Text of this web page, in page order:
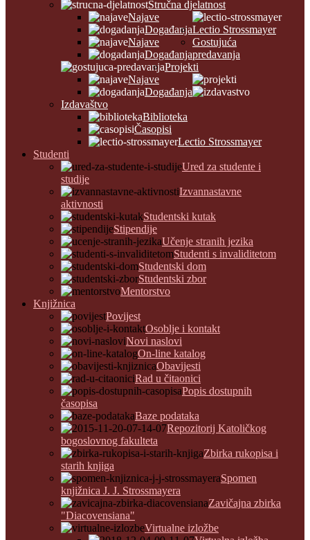
Stručna djelatnost
Najave
DogađanjaLectio Strossmayer
Najave
Događanja
Gostujuća
predavanja
Najave
Događanja
Projekti
Izdavaštvo
Biblioteka
Časopisi
Lectio Strossmayer
Studenti
Ured za studente i
studije
Izvannastavne
aktivnosti
Studentski kutak
Stipendije
Učenje stranih jezika
Studenti s invaliditetom
Studentski dom
Studentski zbor
Mentorstvo
Knjižnica
Povijest
Osoblje i kontakt
Novi naslovi
On-line katalog
Obavijesti
Rad u čitaonici
Popis dostupnih
časopisa
Baze podataka
Repozitorij Katoličkog
bogoslovnog fakulteta
Zbirka rukopisa i
starih knjiga
Spomen
knjižnica J. J. Strossmayera
Zavičajna zbirka
"Diacovensiana"
Virtualne izložbe